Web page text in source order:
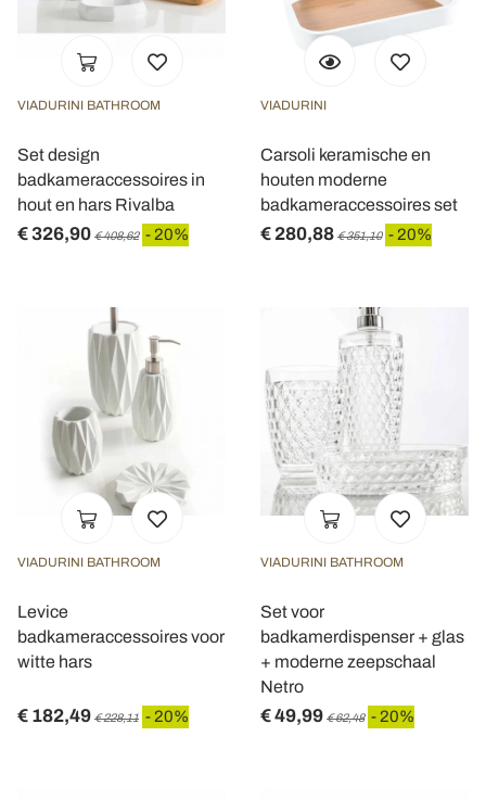
VIADURINI BATHROOM
Set design
badkameraccessoires in
hout en hars Rivalba
€ 326,90 € 408,62 - 20%
VIADURINI
Carsoli keramische en
houten moderne
badkameraccessoires set
€ 280,88 € 351,10 - 20%
VIADURINI BATHROOM
Levice
badkameraccessoires voor
witte hars
€ 182,49 € 228,11 - 20%
VIADURINI BATHROOM
Set voor
badkamerdispenser + glas
+ moderne zeepschaal
Netro
€ 49,99 € 62,48 - 20%